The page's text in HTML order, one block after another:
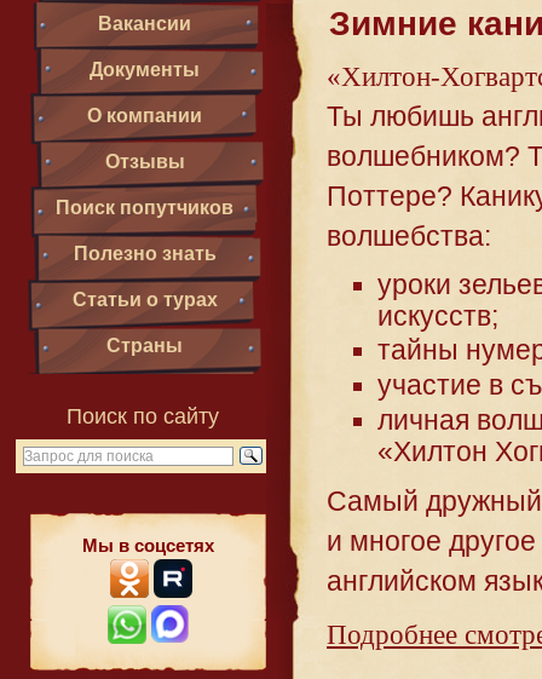
Вакансии
Документы
О компании
Отзывы
Поиск попутчиков
Полезно знать
Статьи о турах
Страны
Поиск по сайту
Мы в соцсетях
Зимние
«Хилтон-
Ты любишь
волшебником?
Поттере?
волшебства:
уроки
искусств;
тайны
участие в
личная
«Хилтон
Самый
и многое
английском
Подробнее